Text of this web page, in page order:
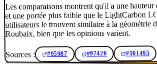
Les comparaisons montrent qu'il a une hauteur
et une portée plus faible que le LightCarbon
utilisateurs le trouvent similaire à la géométrie
Roubaix, bien que les opinions varient.
Sources : #95987 #97420 #101495